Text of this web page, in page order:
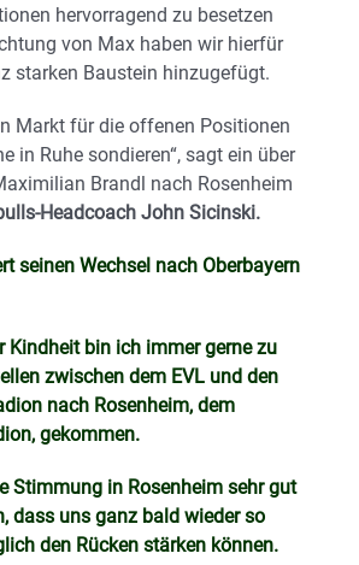
hervorragend zu besetzen
von Max haben wir hierfür
starken Baustein hinzugefügt.
Markt für die offenen Positionen
in Ruhe sondieren“, sagt ein über
Brandl nach Rosenheim
Headcoach John Sicinski.
seinen Wechsel nach Oberbayern
Kindheit bin ich immer gerne zu
zwischen dem EVL und den
nach Rosenheim, dem
gekommen.
Stimmung in Rosenheim sehr gut
dass uns ganz bald wieder so
den Rücken stärken können.